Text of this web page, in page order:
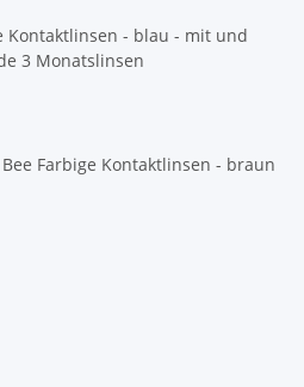
Kontaktlinsen - blau - mit und
3 Monatslinsen